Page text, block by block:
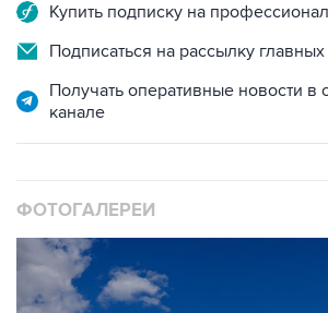
Купить подписку на
Подписаться на рассылку
Получать оперативные новости
канале
ФОТОГАЛЕРЕИ